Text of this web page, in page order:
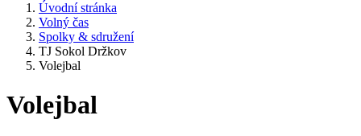
Úvodní stránka
Volný čas
Spolky & sdružení
TJ Sokol Držkov
Volejbal
Volejbal